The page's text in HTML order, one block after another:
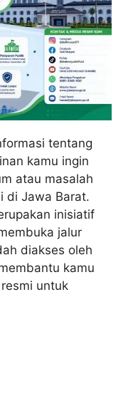
tentang
kamu ingin
atau masalah
di Jawa Barat.
inisiatif
jalur
diakses oleh
kamu
untuk